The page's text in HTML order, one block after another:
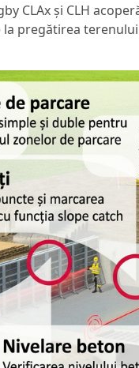
CLAx și CLH
la pregătirea